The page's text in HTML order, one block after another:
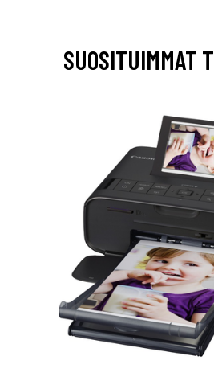
SUOSITUIMMAT